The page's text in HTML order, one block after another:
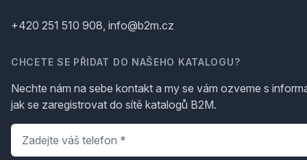
+420 251 510 908, info@b2m.cz
CHCETE SE PŘIDAT DO NAŠEHO KATALOGU?
Nechte nám na sebe kontakt a my se vám ozveme s
jak se zaregistrovat do sítě katalogů B2M.
Telefon